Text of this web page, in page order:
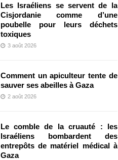
Les Israéliens se servent de la
Cisjordanie comme d’une
poubelle pour leurs déchets
toxiques
3 août 2026
Comment un apiculteur tente de
sauver ses abeilles à Gaza
2 août 2026
Le comble de la cruauté : les
Israéliens bombardent des
entrepôts de matériel médical à
Gaza